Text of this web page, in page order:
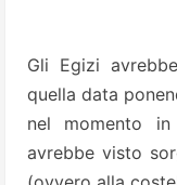
Gli Egizi
quella data
nel momento
avrebbe visto